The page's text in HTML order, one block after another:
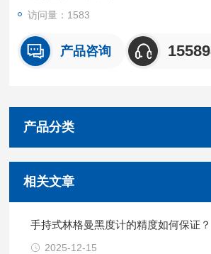
访问量：1583
产品咨询
产品分类
相关文章
手持式林格曼黑度计的精度如何保证？
2025-12-15